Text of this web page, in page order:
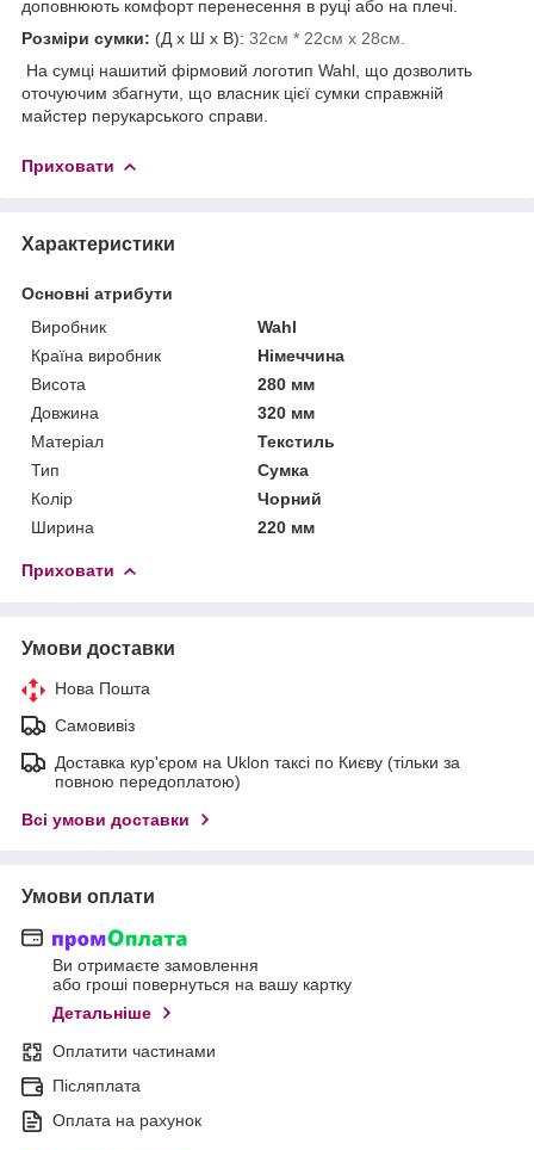
доповнюють комфорт перенесення в руці або на плечі.
Розміри сумки: (Д х Ш х В): 32см * 22см х 28см.
На сумці нашитий фірмовий логотип Wahl, що дозволить
оточуючим збагнути, що власник цієї сумки справжній
майстер перукарського справи.
Приховати
Характеристики
Основні атрибути
Виробник
Wahl
Країна виробник
Німеччина
Висота
280 мм
Довжина
320 мм
Матеріал
Текстиль
Тип
Сумка
Колір
Чорний
Ширина
220 мм
Приховати
Умови доставки
Нова Пошта
Самовивіз
Доставка кур'єром на Uklon таксі по Києву (тільки за
повною передоплатою)
Всі умови доставки
Умови оплати
Ви отримаєте замовлення
або гроші повернуться на вашу картку
Детальніше
Оплатити частинами
Післяплата
Оплата на рахунок